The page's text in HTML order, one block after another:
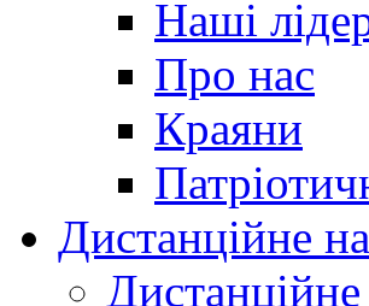
Наші
Про нас
Краяни
Дистанційне